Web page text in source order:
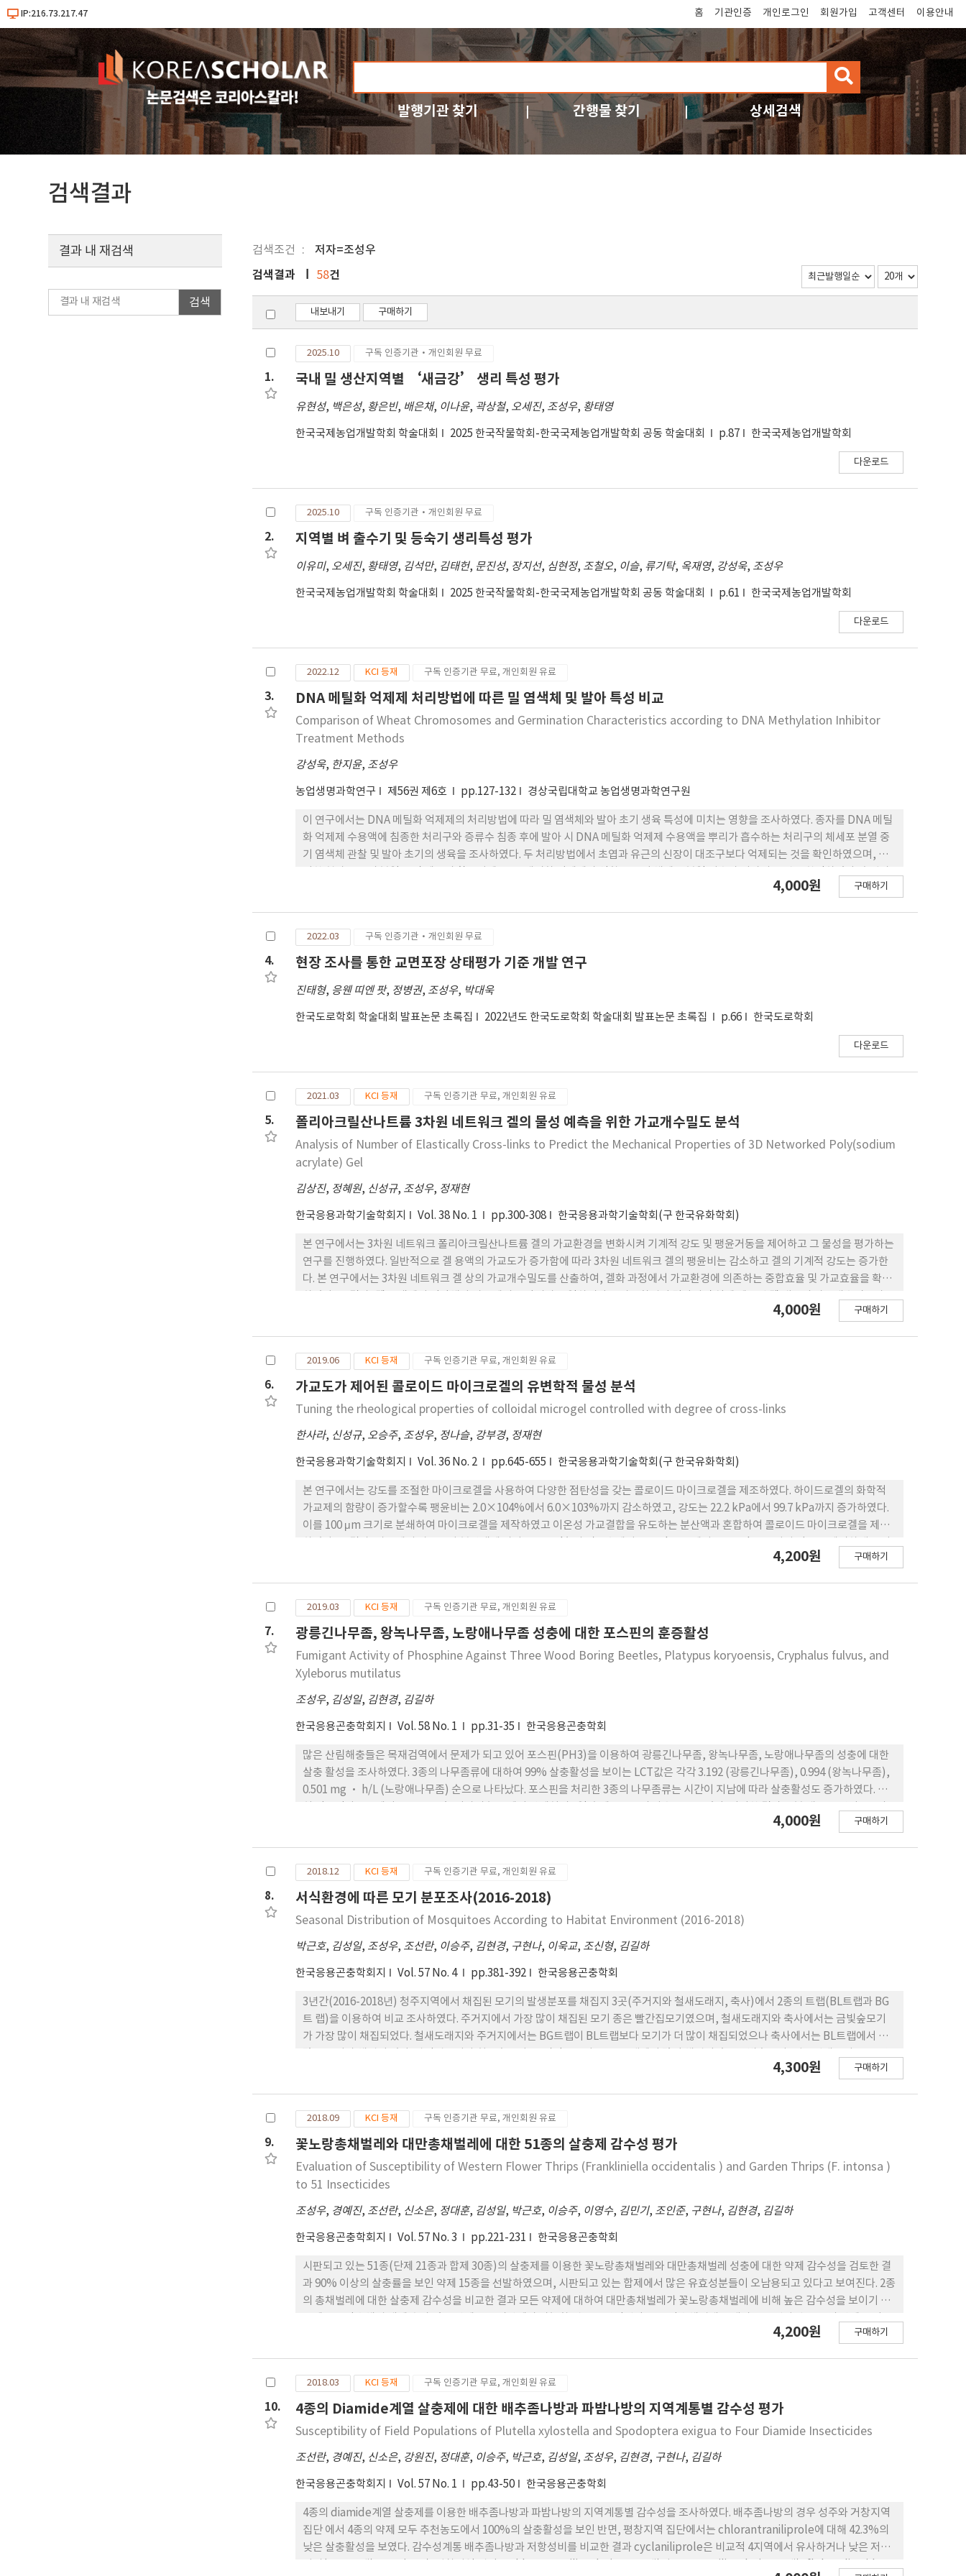
IP:216.73.217.47 홈 기관인증 개인로그인 회원가입 고객센터 이용안내
검
색
발행기관 찾기 간행물 찾기 상세검색
검색결과
검색조건 저자=조성우
결과 내 재검색
검색
검색결과 58건
내보내기 구매하기
1.
2025.10 구독 인증기관·개인회원 무료
국내 밀 생산지역별 ‘새금강’ 생리 특성 평가
유현성, 백은성, 황은빈, 배은채, 이나윤, 곽상철, 오세진, 조성우, 황태영
한국국제농업개발학회 학술대회 2025 한국작물학회-한국국제농업개발학회 공동 학술대회 p.87 한국국제농업개발학회
다운로드
2.
2025.10 구독 인증기관·개인회원 무료
지역별 벼 출수기 및 등숙기 생리특성 평가
이유미, 오세진, 황태영, 김석만, 김태헌, 문진성, 장지선, 심현정, 조철오, 이슬, 류기탁, 옥재영, 강성욱, 조성우
한국국제농업개발학회 학술대회 2025 한국작물학회-한국국제농업개발학회 공동 학술대회 p.61 한국국제농업개발학회
다운로드
3.
2022.12 KCI 등재 구독 인증기관 무료, 개인회원 유료
DNA 메틸화 억제제 처리방법에 따른 밀 염색체 및 발아 특성 비교
Comparison of Wheat Chromosomes and Germination Characteristics according to DNA Methylation Inhibitor
Treatment Methods
강성욱, 한지윤, 조성우
농업생명과학연구 제56권 제6호 pp.127-132 경상국립대학교 농업생명과학연구원
이 연구에서는 DNA 메틸화 억제제의 처리방법에 따라 밀 염색체와 발아 초기 생육 특성에 미치는 영향을 조사하였다. 종자를 DNA 메틸
화 억제제 수용액에 침종한 처리구와 증류수 침종 후에 발아 시 DNA 메틸화 억제제 수용액을 뿌리가 흡수하는 처리구의 체세포 분열 중
기 염색체 관찰 및 발아 초기의 생육을 조사하였다. 두 처리방법에서 초엽과 유근의 신장이 대조구보다 억제되는 것을 확인하였으며, 이
유근의 신장은 DNA 메틸화 억제제 수용액의 흡수처리구에서 침종처리구보다 유의미하게 더 억제되었지만 침종과 흡수처리구 간의 체
4,000원 구매하기
4.
2022.03 구독 인증기관·개인회원 무료
현장 조사를 통한 교면포장 상태평가 기준 개발 연구
진태형, 응웬 띠엔 팟, 정병권, 조성우, 박대욱
한국도로학회 학술대회 발표논문 초록집 2022년도 한국도로학회 학술대회 발표논문 초록집 p.66 한국도로학회
다운로드
5.
2021.03 KCI 등재 구독 인증기관 무료, 개인회원 유료
폴리아크릴산나트륨 3차원 네트워크 겔의 물성 예측을 위한 가교개수밀도 분석
Analysis of Number of Elastically Cross-links to Predict the Mechanical Properties of 3D Networked Poly(sodium
acrylate) Gel
김상진, 정혜원, 신성규, 조성우, 정재현
한국응용과학기술학회지 Vol. 38 No. 1 pp.300-308 한국응용과학기술학회(구 한국유화학회)
본 연구에서는 3차원 네트워크 폴리아크릴산나트륨 겔의 가교환경을 변화시켜 기계적 강도 및 팽윤거동을 제어하고 그 물성을 평가하는
연구를 진행하였다. 일반적으로 겔 용액의 가교도가 증가함에 따라 3차원 네트워크 겔의 팽윤비는 감소하고 겔의 기계적 강도는 증가한
다. 본 연구에서는 3차원 네트워크 겔 상의 가교개수밀도를 산출하여, 겔화 과정에서 가교환경에 의존하는 중합효율 및 가교효율을 확인
3.6배 이상 달라질 수 있음을 확인하였다. 본 연구에서 시도한 가교개수밀도 기반 겔 평가 방법을 활용하면 효과적인 VOCs 흡수제로써 3
4,000원 구매하기
6.
2019.06 KCI 등재 구독 인증기관 무료, 개인회원 유료
가교도가 제어된 콜로이드 마이크로겔의 유변학적 물성 분석
Tuning the rheological properties of colloidal microgel controlled with degree of cross-links
한사라, 신성규, 오승주, 조성우, 정나슬, 강부경, 정재현
한국응용과학기술학회지 Vol. 36 No. 2 pp.645-655 한국응용과학기술학회(구 한국유화학회)
본 연구에서는 강도를 조절한 마이크로겔을 사용하여 다양한 점탄성을 갖는 콜로이드 마이크로겔을 제조하였다. 하이드로겔의 화학적
가교제의 함량이 증가할수록 팽윤비는 2.0×104%에서 6.0×103%까지 감소하였고, 강도는 22.2 kPa에서 99.7 kPa까지 증가하였다.
이를 100 μm 크기로 분쇄하여 마이크로겔을 제작하였고 이온성 가교결합을 유도하는 분산액과 혼합하여 콜로이드 마이크로겔을 제작
할 수 있었다. 본 연구에서는 콜로이드 마이크로겔의 물성을 제어하기 위해 하이드로겔의 가교도를 조절 또는 분산액의 종류와 함량을 조
조할 수 있다.
4,200원 구매하기
7.
2019.03 KCI 등재 구독 인증기관 무료, 개인회원 유료
광릉긴나무좀, 왕녹나무좀, 노랑애나무좀 성충에 대한 포스핀의 훈증활성
Fumigant Activity of Phosphine Against Three Wood Boring Beetles, Platypus koryoensis, Cryphalus fulvus, and
Xyleborus mutilatus
조성우, 김성일, 김현경, 김길하
한국응용곤충학회지 Vol. 58 No. 1 pp.31-35 한국응용곤충학회
많은 산림해충들은 목재검역에서 문제가 되고 있어 포스핀(PH3)을 이용하여 광릉긴나무좀, 왕녹나무좀, 노랑애나무좀의 성충에 대한
살충 활성을 조사하였다. 3종의 나무좀류에 대하여 99% 살충활성을 보이는 LCT값은 각각 3.192 (광릉긴나무좀), 0.994 (왕녹나무좀),
0.501 mg ‧ h/L (노랑애나무좀) 순으로 나타났다. 포스핀을 처리한 3종의 나무좀류는 시간이 지남에 따라 살충활성도 증가하였다. 특
4,000원 구매하기
8.
2018.12 KCI 등재 구독 인증기관 무료, 개인회원 유료
서식환경에 따른 모기 분포조사(2016-2018)
Seasonal Distribution of Mosquitoes According to Habitat Environment (2016-2018)
박근호, 김성일, 조성우, 조선란, 이승주, 김현경, 구현나, 이욱교, 조신형, 김길하
한국응용곤충학회지 Vol. 57 No. 4 pp.381-392 한국응용곤충학회
3년간(2016-2018년) 청주지역에서 채집된 모기의 발생분포를 채집지 3곳(주거지와 철새도래지, 축사)에서 2종의 트랩(BL트랩과 BG
트 랩)을 이용하여 비교 조사하였다. 주거지에서 가장 많이 채집된 모기 종은 빨간집모기였으며, 철새도래지와 축사에서는 금빛숲모기
가 가장 많이 채집되었다. 철새도래지와 주거지에서는 BG트랩이 BL트랩보다 모기가 더 많이 채집되었으나 축사에서는 BL트랩에서 더
집모기는 비교적 BL트랩을 선호하는 것으로 조사되었다. 채집된 모기를 분류 ․ 동정한 결과 2016년에는 10종 22,679개체가 채집되었
도와의 관련성을 비교한 결과 특정 관련성을 확인할 수는 없었다. 채집된 모기의 병원체 감염을 확인한 결과, 2016년도 축사에서 채집한
금빛숲모기 2개 pool, 2018년에 축사에서 채집한 빨간집모기 1개 의 pool에서 차오양바이러스(chaoyang virus)가 검출되어 각각
4,300원 구매하기
9.
2018.09 KCI 등재 구독 인증기관 무료, 개인회원 유료
꽃노랑총채벌레와 대만총채벌레에 대한 51종의 살충제 감수성 평가
Evaluation of Susceptibility of Western Flower Thrips (Frankliniella occidentalis ) and Garden Thrips (F. intonsa )
to 51 Insecticides
조성우, 경예진, 조선란, 신소은, 정대훈, 김성일, 박근호, 이승주, 이영수, 김민기, 조인준, 구현나, 김현경, 김길하
한국응용곤충학회지 Vol. 57 No. 3 pp.221-231 한국응용곤충학회
시판되고 있는 51종(단제 21종과 합제 30종)의 살충제를 이용한 꽃노랑총채벌레와 대만총채벌레 성충에 대한 약제 감수성을 검토한 결
과 90% 이상의 살충률을 보인 약제 15종을 선발하였으며, 시판되고 있는 합제에서 많은 유효성분들이 오남용되고 있다고 보여진다. 2종
의 총채벌레에 대한 살충제 감수성을 비교한 결과 모든 약제에 대하여 대만총채벌레가 꽃노랑총채벌레에 비해 높은 감수성을 보이기 때
하여 약효발현속도(LT50과 LT95), 침투이행성, 잔효성을 비교하였다. 약효 발현속도를 LT95 (hour)값으로 비교했을 때,
다. 약제 잔효성 실험에서 chlorfenapyr SC는 14일, benfuracarb WG 와 chlorpyrifos WP는 3일까지 효과가 지속되었다. 꽃노랑총
채벌레 야외집단(화훼재배지와 과채류재배지)간의 감수성 비교에서는 화훼재배지에서 채집된 집단이 더 낮은 약제 감수성을 보였다.
4,200원 구매하기
10.
2018.03 KCI 등재 구독 인증기관 무료, 개인회원 유료
4종의 Diamide계열 살충제에 대한 배추좀나방과 파밤나방의 지역계통별 감수성 평가
Susceptibility of Field Populations of Plutella xylostella and Spodoptera exigua to Four Diamide Insecticides
조선란, 경예진, 신소은, 강원진, 정대훈, 이승주, 박근호, 김성일, 조성우, 김현경, 구현나, 김길하
한국응용곤충학회지 Vol. 57 No. 1 pp.43-50 한국응용곤충학회
4종의 diamide계열 살충제를 이용한 배추좀나방과 파밤나방의 지역계통별 감수성을 조사하였다. 배추좀나방의 경우 성주와 거창지역
집단 에서 4종의 약제 모두 추천농도에서 100%의 살충활성을 보인 반면, 평창지역 집단에서는 chlorantraniliprole에 대해 42.3%의
낮은 살충활성을 보였다. 감수성계통 배추좀나방과 저항성비를 비교한 결과 cyclaniliprole은 비교적 4지역에서 유사하거나 낮은 저항